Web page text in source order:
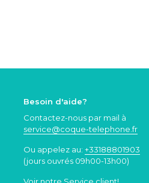
Besoin d'aide?
Contactez-nous par mail à
service@coque-telephone.fr
Ou appelez au: +33188801903
(jours ouvrés 09h00-13h00)